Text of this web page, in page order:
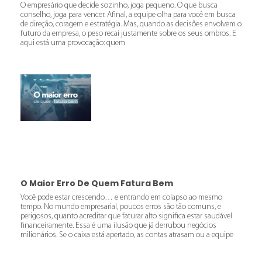
O empresário que decide sozinho, joga pequeno. O que busca
conselho, joga para vencer. Afinal, a equipe olha para você em busca
de direção, coragem e estratégia. Mas, quando as decisões envolvem o
futuro da empresa, o peso recai justamente sobre os seus ombros. E
aqui está uma provocação: quem
O Maior Erro De Quem Fatura Bem
Você pode estar crescendo… e entrando em colapso ao mesmo
tempo. No mundo empresarial, poucos erros são tão comuns, e
perigosos, quanto acreditar que faturar alto significa estar saudável
financeiramente. Essa é uma ilusão que já derrubou negócios
milionários. Se o caixa está apertado, as contas atrasam ou a equipe